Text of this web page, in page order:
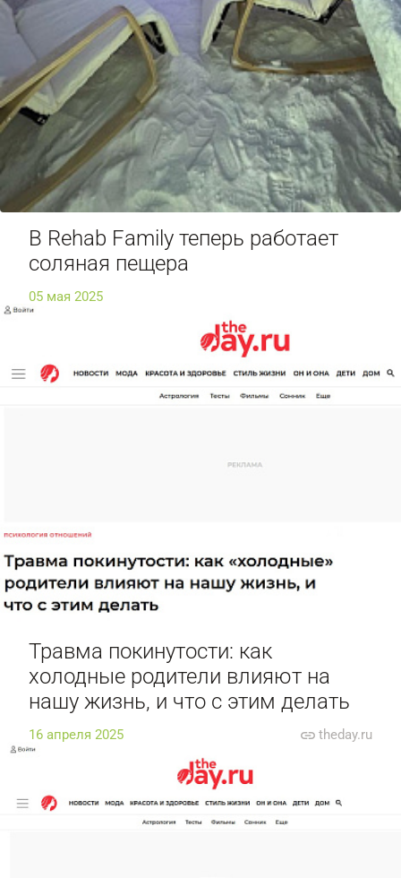
В Rehab Family теперь работает
соляная пещера
05 мая 2025
Травма покинутости: как
холодные родители влияют на
нашу жизнь, и что с этим делать
16 апреля 2025 theday.ru